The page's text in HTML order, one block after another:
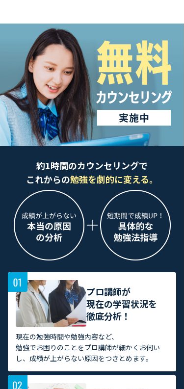
約1時間のカウンセリングで
これからの勉強を劇的に変える。
プロ講師が
現在の学習状況を
徹底分析！
現在の勉強時間や勉強内容など、
勉強でお困りのことをプロ講師が細かくお伺い
し、成績が上がらない原因をつきとめます。